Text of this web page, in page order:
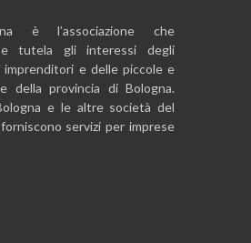
è l’associazione che
e tutela gli interessi degli
imprenditori e delle piccole e
della provincia di Bologna.
e le altre società del
servizi per imprese